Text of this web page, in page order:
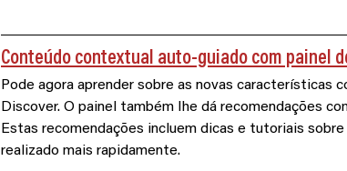
Conteúdo contextual auto-guiado com painel
Pode agora aprender sobre as novas características
Discover. O painel também lhe dá recomendações
Estas recomendações incluem dicas e tutoriais
realizado mais rapidamente.